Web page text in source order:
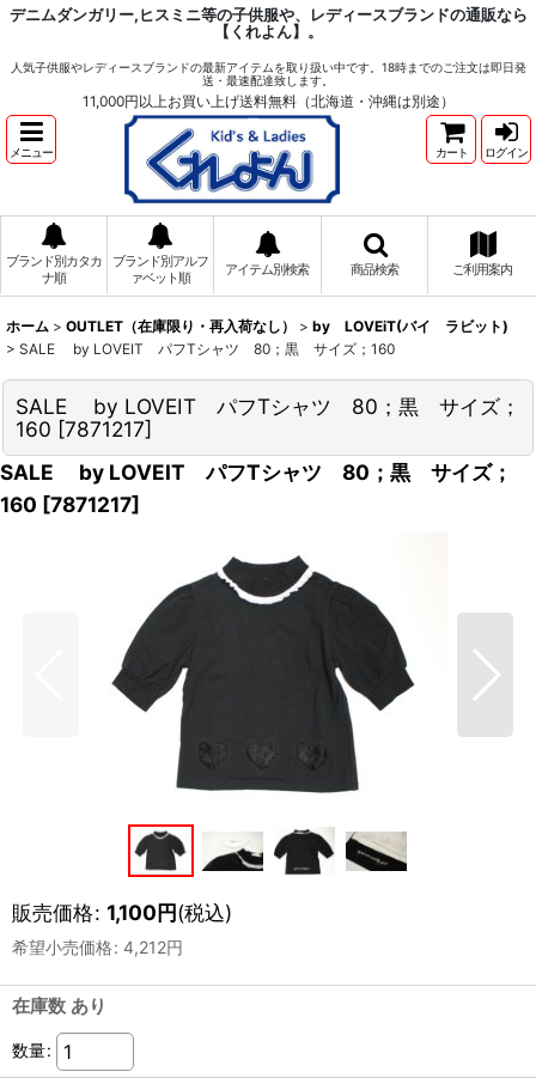
デニムダンガリー,ヒスミニ等の子供服や、レディースブランドの通販なら
【くれよん】。
人気子供服やレディースブランドの最新アイテムを取り扱い中です。18時までのご注文は即日発
送・最速配達致します。
11,000円以上お買い上げ送料無料（北海道・沖縄は別途）
メニュー カート ログイン
ブランド別カタカ
ナ順
ブランド別アルフ
ァベット順
アイテム別検索 商品検索 ご利用案内
ホーム > OUTLET（在庫限り・再入荷なし） > by LOVEiT(バイ ラビット)
> SALE by LOVEIT パフTシャツ 80；黒 サイズ；160
SALE by LOVEIT パフTシャツ 80；黒 サイズ；
160 [7871217]
SALE by LOVEIT パフTシャツ 80；黒 サイズ；
160 [7871217]
販売価格: 1,100円(税込)
希望小売価格: 4,212円
在庫数 あり
数量: